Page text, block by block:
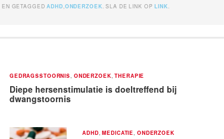
EN GETAGGEDADHD ONDERZOEK . SLA DE LINK OPLINK
GEDRAGSSTOORNIS ONDERZOEK ,THERAPIE
Diepe hersenstimulatie is doeltreffend bij
dwangstoornis
ADHD ,MEDICATIE ONDERZOEK